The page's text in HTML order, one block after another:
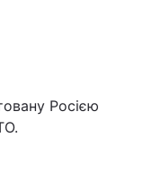
Росією